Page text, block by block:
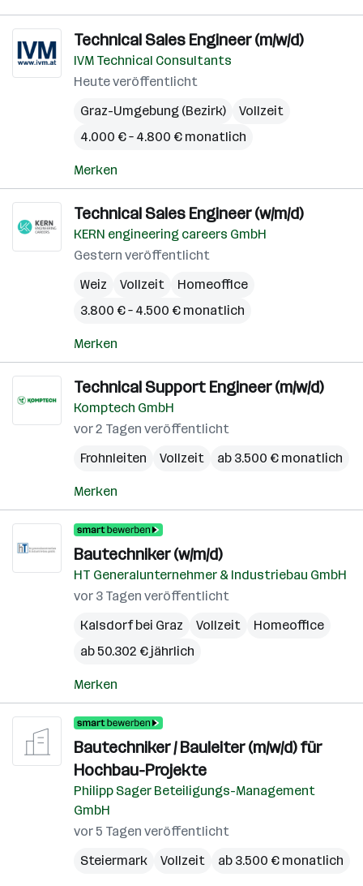
Technical Sales Engineer (m/w/d)
IVM Technical Consultants
Heute veröffentlicht
Graz-Umgebung (Bezirk)
Vollzeit
4.000 € – 4.800 € monatlich
Merken
Technical Sales Engineer (w/m/d)
KERN engineering careers GmbH
Gestern veröffentlicht
Weiz
Vollzeit
Homeoffice
3.800 € – 4.500 € monatlich
Merken
Technical Support Engineer (m/w/d)
Komptech GmbH
vor 2 Tagen veröffentlicht
Frohnleiten
Vollzeit ab 3.500 € monatlich
Merken
Bautechniker (w/m/d)
HT Generalunternehmer & Industriebau GmbH
vor 3 Tagen veröffentlicht
Kalsdorf bei Graz
Vollzeit
Homeoffice
ab 50.302 € jährlich
Merken
Bautechniker / Bauleiter (m/w/d) für
Hochbau-Projekte
Philipp Sager Beteiligungs-Management
GmbH
vor 5 Tagen veröffentlicht
Steiermark
Vollzeit ab 3.500 € monatlich